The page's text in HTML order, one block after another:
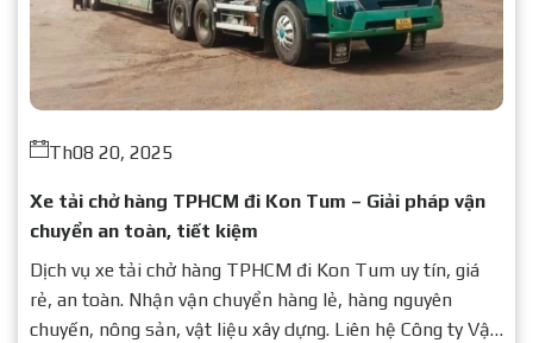
Th08 20, 2025
Xe tải chở hàng TPHCM đi Kon Tum – Giải pháp vận
chuyển an toàn, tiết kiệm
Dịch vụ xe tải chở hàng TPHCM đi Kon Tum uy tín, giá
rẻ, an toàn. Nhận vận chuyển hàng lẻ, hàng nguyên
chuyến, nông sản, vật liệu xây dựng. Liên hệ Công ty Vận